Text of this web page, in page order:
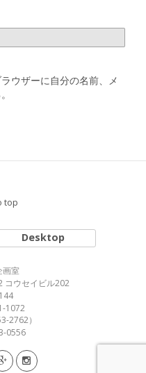
ウザーに自分の名前、メ
top
Desktop
画室
コウセイビル202
1072
2762）
0556